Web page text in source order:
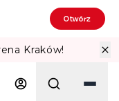
Otwórz
Lato w PKiN!